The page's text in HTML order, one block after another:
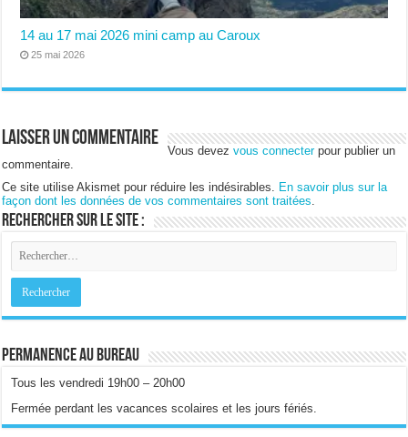
14 au 17 mai 2026 mini camp au Caroux
25 mai 2026
Laisser un commentaire
Vous devezvous connecterpour publier un
commentaire.
Ce site utilise Akismet pour réduire les indésirables.
En savoir plus sur la
façon dont les données de vos commentaires sont traitées
Rechercher sur le site :
Permanence au bureau
Tous les vendredi 19h00 – 20h00
Fermée perdant les vacances scolaires et les jours fériés.